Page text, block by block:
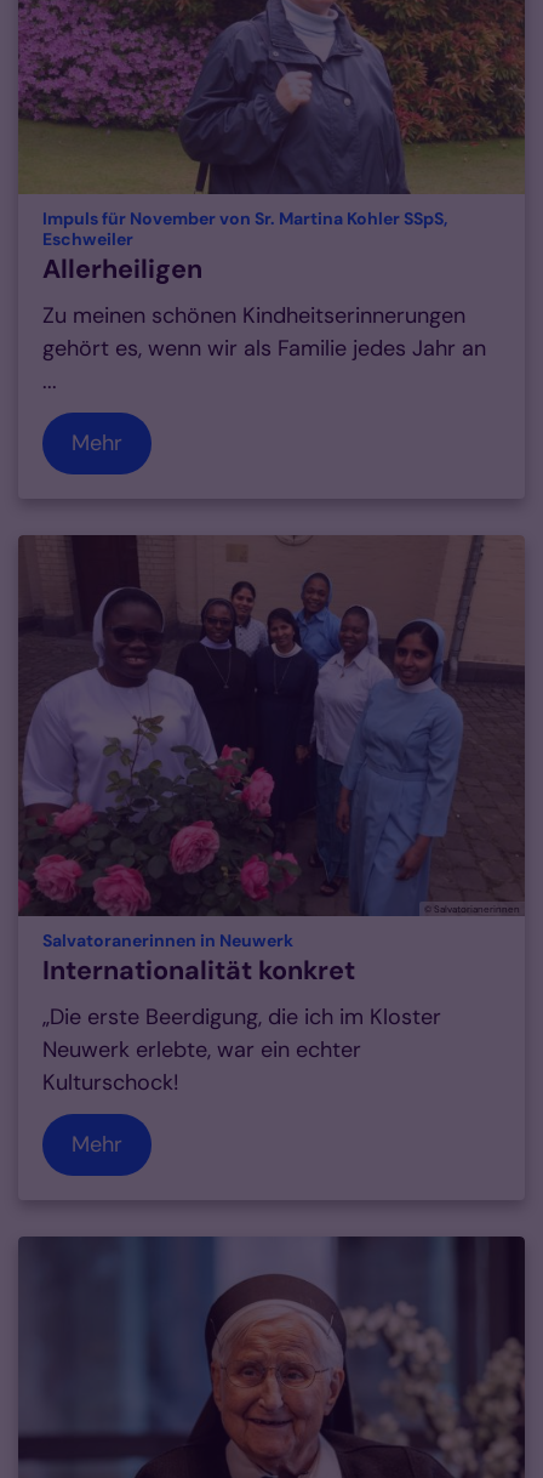
Impuls für November von Sr. Martina Kohler SSpS,
Eschweiler:
Allerheiligen
Zu meinen schönen Kindheitserinnerungen
gehört es, wenn wir als Familie jedes Jahr an
...
Mehr
© Salvatorianerinnen
Salvatoranerinnen in Neuwerk
Internationalität konkret
„Die erste Beerdigung, die ich im Kloster
Neuwerk erlebte, war ein echter
Kulturschock!
Mehr